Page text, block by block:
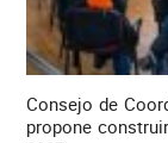
Consejo de
propone